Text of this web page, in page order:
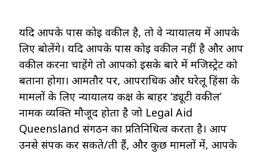
यदि आपके पास कोई वकील है, तो वे न्यायालय में आपके
लिए बोलेंगे। यदि आपके पास कोई वकील नहीं है और आप
वकील करना चाहेंगे तो आपको इसके बारे में मजिस्ट्रेट को
बताना होगा। आमतौर पर, आपराधिक और घरेलू हिंसा के
मामलों के लिए न्यायालय कक्ष के बाहर ‘ड्यूटी वकील’
नामक व्यक्ति मौजूद होता है जो Legal Aid
Queensland संगठन का प्रतिनिधित्व करता है। आप
उनसे संपर्क कर सकते/ती हैं, और कुछ मामलों में, आपके